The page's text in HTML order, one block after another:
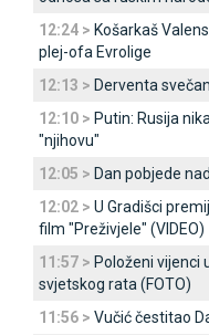
12:24 > Košarkaš
plej-ofa Evrolige
12:13 > Derventa
12:10 > Putin: Rusija
"njihovu"
12:05 > Dan pobjede
12:02 > U Gradišci
film "Preživjele" (VIDEO)
11:57 > Položeni vijenci
svjetskog rata (FOTO)
11:56 > Vučić čestitao